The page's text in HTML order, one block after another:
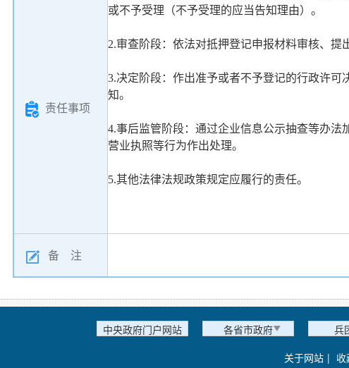
责任事项
或不予受理（不予受理的应当告知理由）。
2.审查阶段：依法对抵押登记申报材料审核、提
3.决定阶段：作出准予或者不予登记的行政许
知。
4.事后监管阶段：通过企业信息公示抽查等办
营业执照等行为作出处理。
5.其他法律法规政策规定应履行的责任。
备 注
中央政府门户网站 各省市政府 兵
关于网站 |